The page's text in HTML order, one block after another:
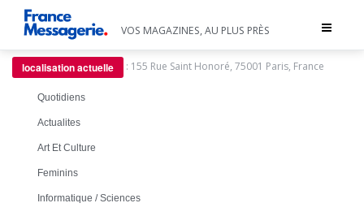
Toggle
VOS MAGAZINES, AU PLUS PRÈS
localisation actuelle : 155 Rue Saint Honoré, 75001 Paris, France
Quotidiens
Actualites
Art Et Culture
Feminins
Informatique / Sciences